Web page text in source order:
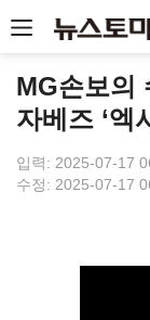
MG손보의
자베즈 ‘엑
입력: 2025-07-17
수정: 2025-07-17